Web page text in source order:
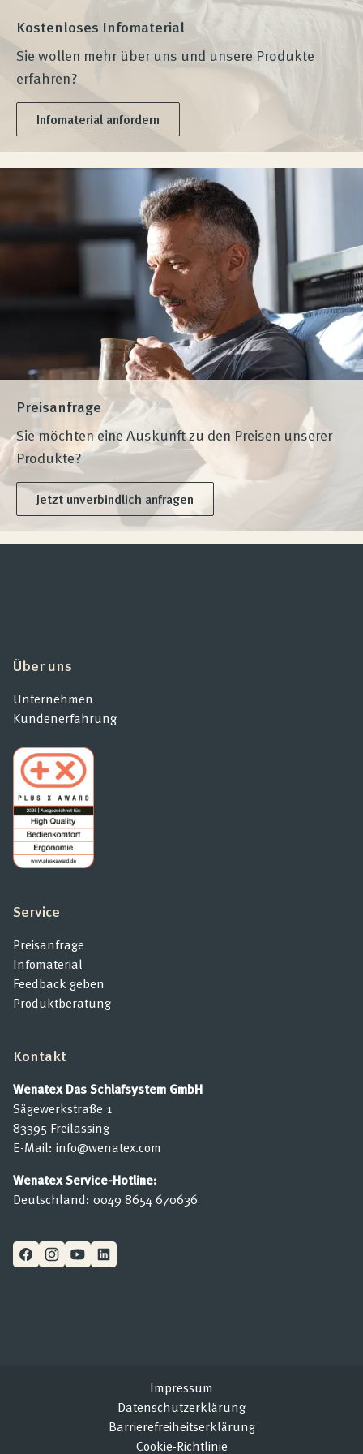
Kostenloses Infomaterial
Sie wollen mehr über uns und unsere Produkte
erfahren?
Infomaterial anfordern
Preisanfrage
Sie möchten eine Auskunft zu den Preisen unserer
Produkte?
Jetzt unverbindlich anfragen
Über uns
Unternehmen
Kundenerfahrung
Service
Preisanfrage
Infomaterial
Feedback geben
Produktberatung
Kontakt
Wenatex Das Schlafsystem GmbH
Sägewerkstraße 1
83395 Freilassing
E-Mail: info@wenatex.com
Wenatex Service-Hotline:
Deutschland: 0049 8654 670636
Impressum
Datenschutzerklärung
Barrierefreiheitserklärung
Cookie-Richtlinie